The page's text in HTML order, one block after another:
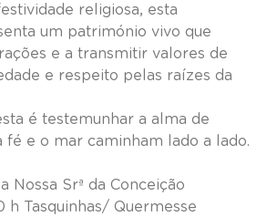
religiosa, esta
um património vivo que
e a transmitir valores de
e respeito pelas raízes da
é testemunhar a alma de
fé e o mar caminham lado a lado.
Nossa Srª da Conceição
h Tasquinhas/ Quermesse